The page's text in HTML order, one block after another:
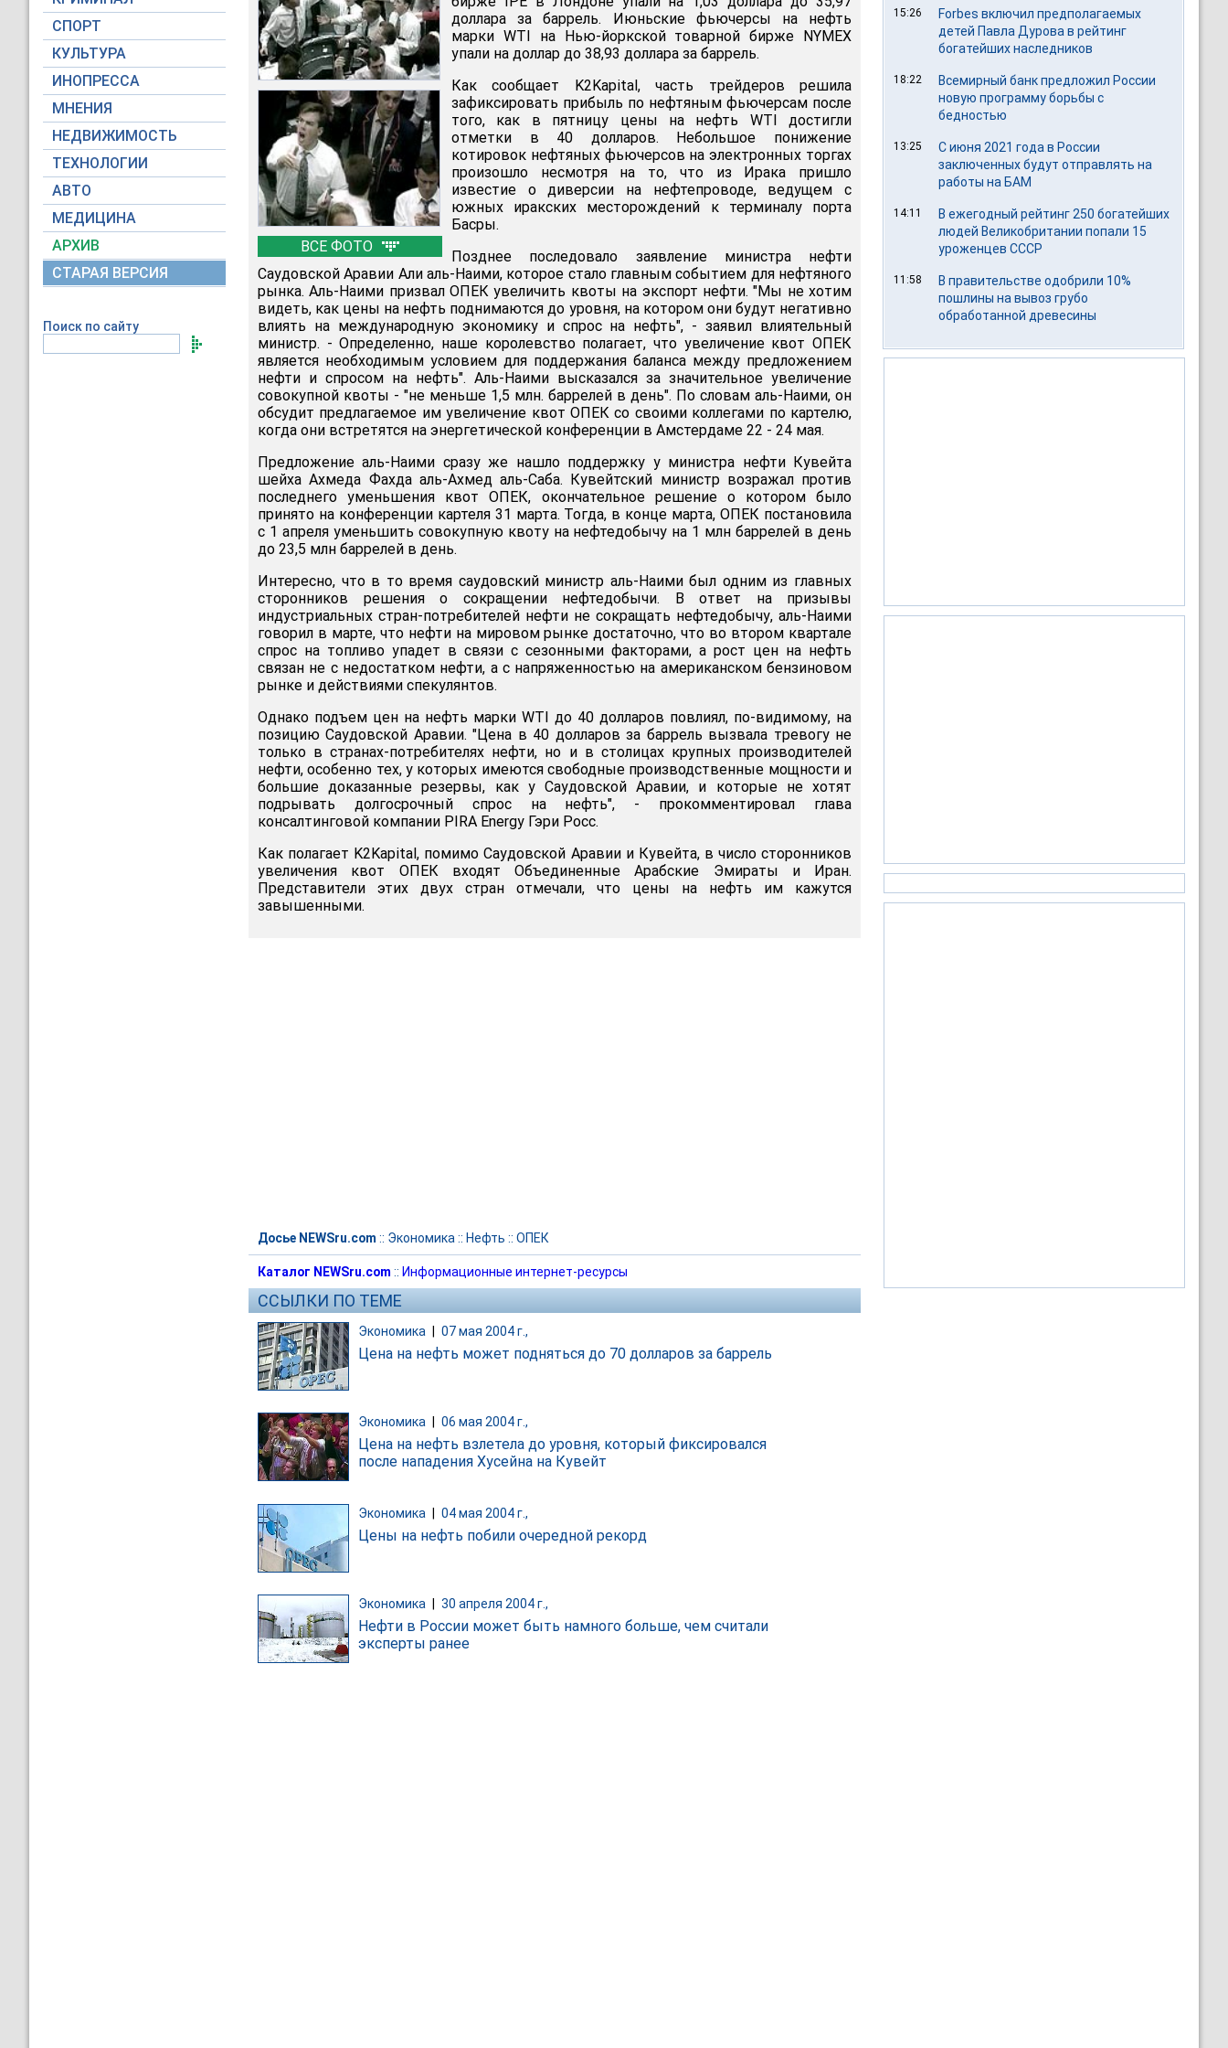
СПОРТ
КУЛЬТУРА
ИНОПРЕССА
МНЕНИЯ
НЕДВИЖИМОСТЬ
ТЕХНОЛОГИИ
АВТО
МЕДИЦИНА
АРХИВ
СТАРАЯ ВЕРСИЯ
Поиск по сайту
ВСЕ ФОТО
доллара за баррель. Июньские фьючерсы на нефть
марки WTI на Нью-йоркской товарной бирже NYMEX
упали на доллар до 38,93 доллара за баррель.
Как сообщает K2Kapital, часть трейдеров решила
зафиксировать прибыль по нефтяным фьючерсам после
того, как в пятницу цены на нефть WTI достигли
отметки в 40 долларов. Небольшое понижение
котировок нефтяных фьючерсов на электронных торгах
произошло несмотря на то, что из Ирака пришло
известие о диверсии на нефтепроводе, ведущем с
южных иракских месторождений к терминалу порта
Басры.
Позднее последовало заявление министра нефти
Саудовской Аравии Али аль-Наими, которое стало главным событием для нефтяного
рынка. Аль-Наими призвал ОПЕК увеличить квоты на экспорт нефти. "Мы не хотим
видеть, как цены на нефть поднимаются до уровня, на котором они будут негативно
влиять на международную экономику и спрос на нефть", - заявил влиятельный
министр. - Определенно, наше королевство полагает, что увеличение квот ОПЕК
является необходимым условием для поддержания баланса между предложением
нефти и спросом на нефть". Аль-Наими высказался за значительное увеличение
совокупной квоты - "не меньше 1,5 млн. баррелей в день". По словам аль-Наими, он
обсудит предлагаемое им увеличение квот ОПЕК со своими коллегами по картелю,
когда они встретятся на энергетической конференции в Амстердаме 22 - 24 мая.
Предложение аль-Наими сразу же нашло поддержку у министра нефти Кувейта
шейха Ахмеда Фахда аль-Ахмед аль-Саба. Кувейтский министр возражал против
последнего уменьшения квот ОПЕК, окончательное решение о котором было
принято на конференции картеля 31 марта. Тогда, в конце марта, ОПЕК постановила
с 1 апреля уменьшить совокупную квоту на нефтедобычу на 1 млн баррелей в день
до 23,5 млн баррелей в день.
Интересно, что в то время саудовский министр аль-Наими был одним из главных
сторонников решения о сокращении нефтедобычи. В ответ на призывы
индустриальных стран-потребителей нефти не сокращать нефтедобычу, аль-Наими
говорил в марте, что нефти на мировом рынке достаточно, что во втором квартале
спрос на топливо упадет в связи с сезонными факторами, а рост цен на нефть
связан не с недостатком нефти, а с напряженностью на американском бензиновом
рынке и действиями спекулянтов.
Однако подъем цен на нефть марки WTI до 40 долларов повлиял, по-видимому, на
позицию Саудовской Аравии. "Цена в 40 долларов за баррель вызвала тревогу не
только в странах-потребителях нефти, но и в столицах крупных производителей
нефти, особенно тех, у которых имеются свободные производственные мощности и
большие доказанные резервы, как у Саудовской Аравии, и которые не хотят
подрывать долгосрочный спрос на нефть", - прокомментировал глава
консалтинговой компании PIRA Energy Гэри Росс.
Как полагает K2Kapital, помимо Саудовской Аравии и Кувейта, в число сторонников
увеличения квот ОПЕК входят Объединенные Арабские Эмираты и Иран.
Представители этих двух стран отмечали, что цены на нефть им кажутся
завышенными.
Досье NEWSru.com :: Экономика :: Нефть :: ОПЕК
Каталог NEWSru.com :: Информационные интернет-ресурсы
ССЫЛКИ ПО ТЕМЕ
Экономика 07 мая 2004 г.,
Цена на нефть может подняться до 70 долларов за баррель
Экономика 06 мая 2004 г.,
Цена на нефть взлетела до уровня, который фиксировался
после нападения Хусейна на Кувейт
Экономика 04 мая 2004 г.,
Цены на нефть побили очередной рекорд
Экономика 30 апреля 2004 г.,
Нефти в России может быть намного больше, чем считали
эксперты ранее
15:26
Forbes включил предполагаемых
детей Павла Дурова в рейтинг
богатейших наследников
18:22
Всемирный банк предложил России
новую программу борьбы с
бедностью
13:25
С июня 2021 года в России
заключенных будут отправлять на
работы на БАМ
14:11
В ежегодный рейтинг 250 богатейших
людей Великобритании попали 15
уроженцев СССР
11:58
В правительстве одобрили 10%
пошлины на вывоз грубо
обработанной древесины